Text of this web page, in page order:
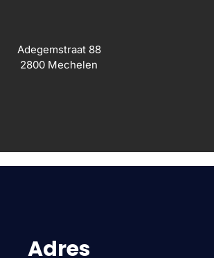
Adegemstraat 88
2800 Mechelen
Adres